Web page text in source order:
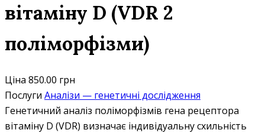
вітаміну D (VDR 2
поліморфізми)
Ціна 850.00 грн
Послуги Аналізи — генетичні дослідження
Генетичний аналіз поліморфізмів гена рецептора
вітаміну D (VDR) визначає індивідуальну схильність